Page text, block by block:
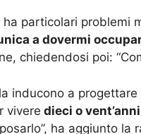
ha particolari problemi
a dovermi
chiedendosi poi:
inducono a
vivere dieci o
ha aggiunto